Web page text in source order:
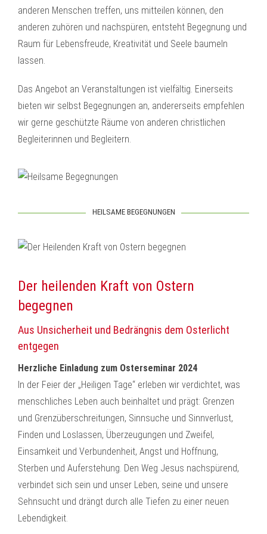
anderen Menschen treffen, uns mitteilen können, den
anderen zuhören und nachspüren, entsteht Begegnung und
Raum für Lebensfreude, Kreativität und Seele baumeln
lassen.
Das Angebot an Veranstaltungen ist vielfältig. Einerseits
bieten wir selbst Begegnungen an, andererseits empfehlen
wir gerne geschützte Räume von anderen christlichen
Begleiterinnen und Begleitern.
HEILSAME BEGEGNUNGEN
Der heilenden Kraft von Ostern
begegnen
Aus Unsicherheit und Bedrängnis dem Osterlicht
entgegen
Herzliche Einladung zum Osterseminar 2024
In der Feier der „Heiligen Tage“ erleben wir verdichtet, was
menschliches Leben auch beinhaltet und prägt: Grenzen
und Grenzüberschreitungen, Sinnsuche und Sinnverlust,
Finden und Loslassen, Überzeugungen und Zweifel,
Einsamkeit und Verbundenheit, Angst und Hoffnung,
Sterben und Auferstehung. Den Weg Jesus nachspürend,
verbindet sich sein und unser Leben, seine und unsere
Sehnsucht und drängt durch alle Tiefen zu einer neuen
Lebendigkeit.